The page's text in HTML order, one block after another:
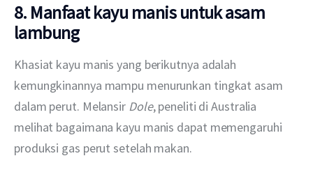
8. Manfaat kayu manis untuk asam
lambung
Khasiat kayu manis yang berikutnya adalah
kemungkinannya mampu menurunkan tingkat asam
dalam perut. Melansir Dole, peneliti di Australia
melihat bagaimana kayu manis dapat memengaruhi
produksi gas perut setelah makan.